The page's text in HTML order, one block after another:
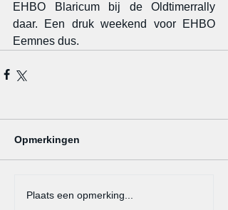
EHBO Blaricum bij de Oldtimerrally
daar. Een druk weekend voor EHBO
Eemnes dus.
Opmerkingen
Plaats een opmerking...